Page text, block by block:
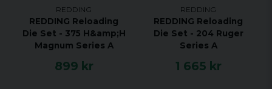
REDDING
REDDING Reloading
Die Set - 375 H&amp;H
Magnum Series A
899 kr
REDDING
REDDING Reloading
Die Set - 204 Ruger
Series A
1 665 kr